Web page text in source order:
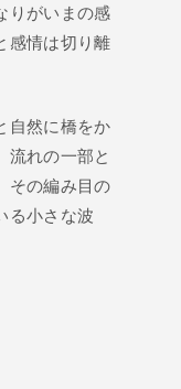
りがいまの感
感情は切り離
自然に橋をか
流れの一部と
その編み目の
る小さな波